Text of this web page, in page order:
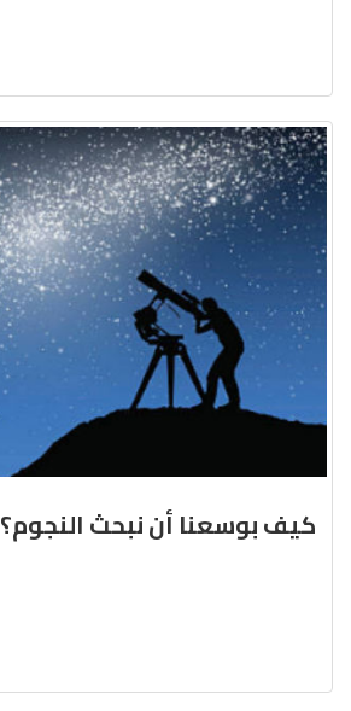
كيف بوسعنا أن نبحث النجوم؟